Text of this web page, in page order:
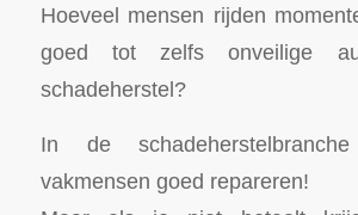
Hoeveel mensen rijden
goed tot zelfs onveilige
schadeherstel?
In de
vakmensen goed repareren!